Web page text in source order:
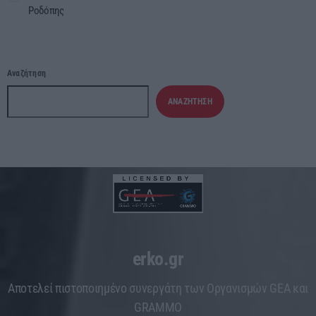
Ροδόπης
Αναζήτηση
ΑΝΑΖΉΤΗΣΗ
erko.gr
Aποτελεί πιστοποιημένο συνεργάτη των Οργανισμών GEA και
GRAMMO